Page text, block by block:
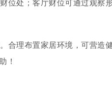
位处；客厅财位可通过观察
合理布置家居环境，可营造
！